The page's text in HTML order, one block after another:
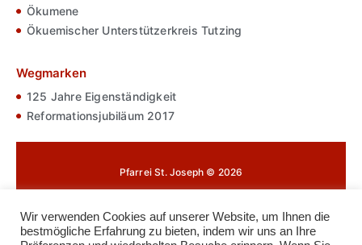
Ökumene
Ökuemischer Unterstützerkreis Tutzing
Wegmarken
125 Jahre Eigenständigkeit
Reformationsjubiläum 2017
Pfarrei St. Joseph © 2026
Datenschutz
Wir verwenden Cookies auf unserer Website, um Ihnen die
bestmögliche Erfahrung zu bieten, indem wir uns an Ihre